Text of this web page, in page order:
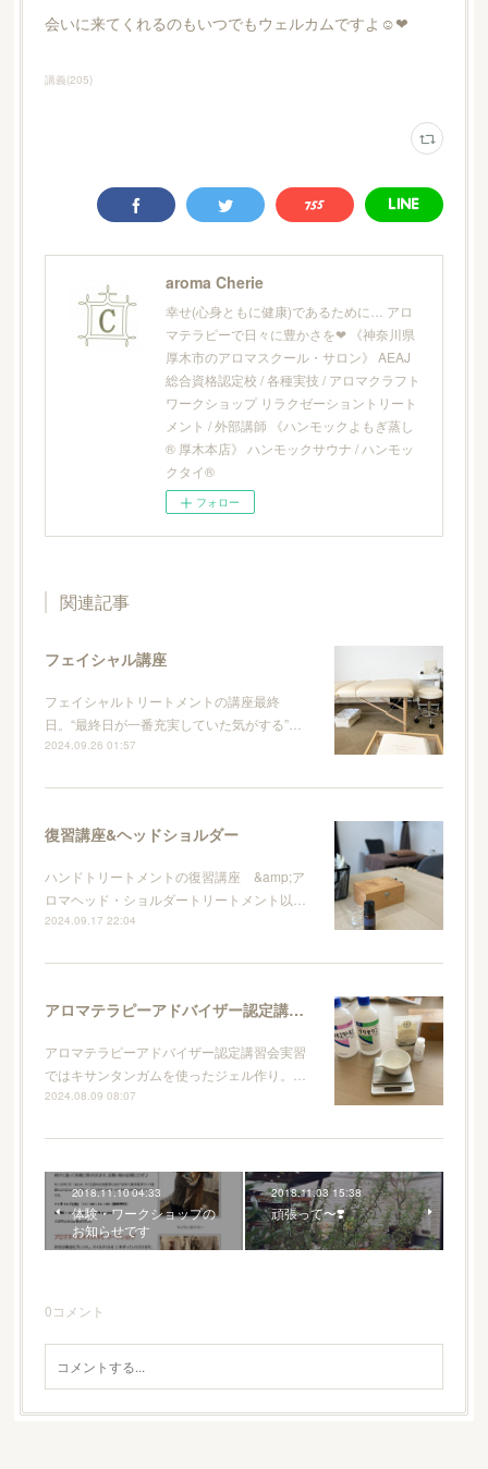
会いに来てくれるのもいつでもウェルカムですよ☺︎❤︎
講義(205)
aroma Cherie
幸せ(心身ともに健康)であるために… アロ
マテラピーで日々に豊かさを❤︎ 《神奈川県
厚木市のアロマスクール・サロン》 AEAJ
総合資格認定校 / 各種実技 / アロマクラフト
ワークショップ リラクゼーショントリート
メント / 外部講師 《ハンモックよもぎ蒸し
® 厚木本店》 ハンモックサウナ / ハンモッ
クタイ®
フォロー
関連記事
フェイシャル講座
フェイシャルトリートメントの講座最終
日。“最終日が一番充実していた気がする”…
2024.09.26 01:57
復習講座&ヘッドショルダー
ハンドトリートメントの復習講座 &amp;ア
ロマヘッド・ショルダートリートメント以…
2024.09.17 22:04
アロマテラピーアドバイザー認定講習会
アロマテラピーアドバイザー認定講習会実習
ではキサンタンガムを使ったジェル作り。…
2024.08.09 08:07
2018.11.10 04:33
体験・ワークショップの
お知らせです
2018.11.03 15:38
頑張って〜❣️
0コメント